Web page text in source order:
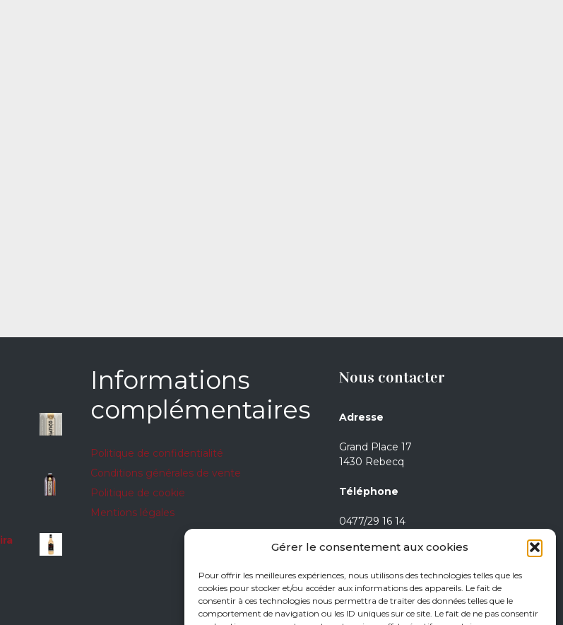
Gérer le consentement aux cookies
Pour offrir les meilleures expériences, nous utilisons des technologies telles que les
cookies pour stocker et/ou accéder aux informations des appareils. Le fait de
consentir à ces technologies nous permettra de traiter des données telles que le
comportement de navigation ou les ID uniques sur ce site. Le fait de ne pas consentir
Informations
complémentaires
Politique de confidentialité
Conditions générales de vente
Politique de cookie
Mentions légales
Nous contacter
Adresse
Grand Place 17
1430 Rebecq
Téléphone
0477/29 16 14
Jeudi de 15h à 18h
Vendredi de 15h à 18h